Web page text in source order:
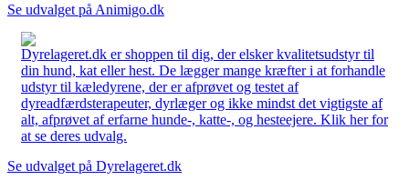
Se udvalget på Animigo.dk
Dyrelageret.dk er shoppen til dig, der elsker kvalitetsudstyr til
din hund, kat eller hest. De lægger mange kræfter i at forhandle
udstyr til kæledyrene, der er afprøvet og testet af
dyreadfærdsterapeuter, dyrlæger og ikke mindst det vigtigste af
alt, afprøvet af erfarne hunde-, katte-, og hesteejere. Klik her for
at se deres udvalg.
Se udvalget på Dyrelageret.dk